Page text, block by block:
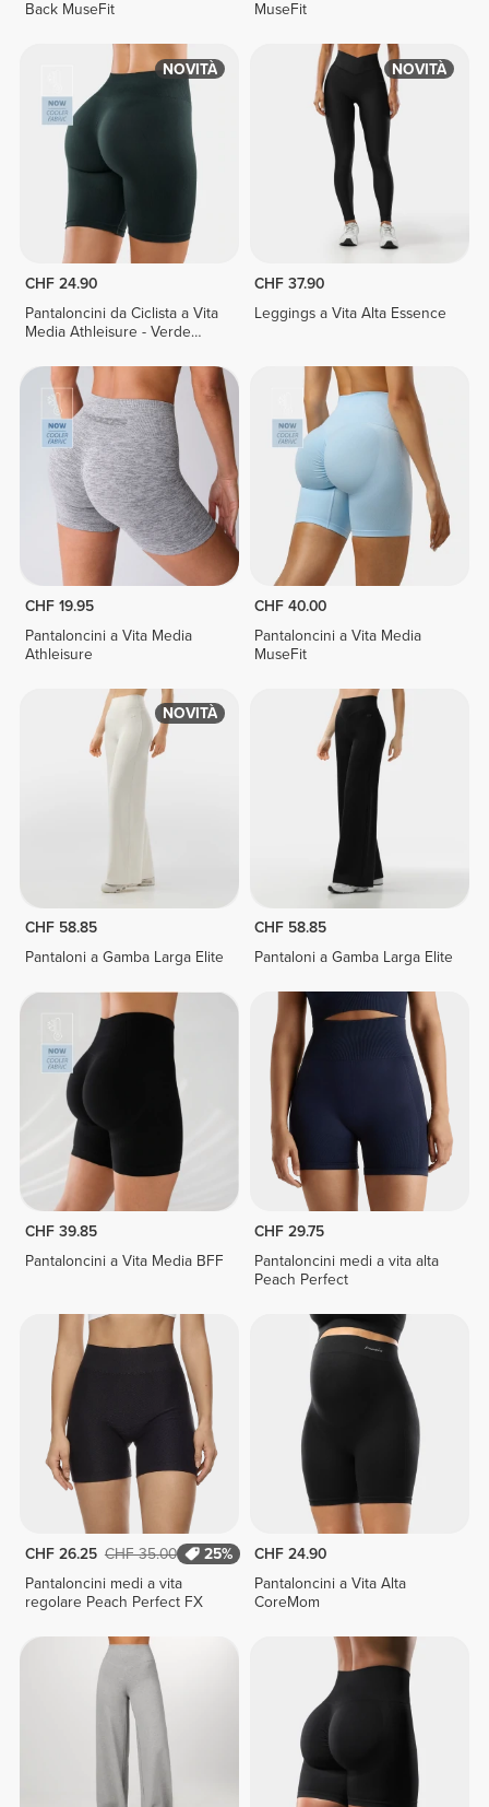
Back MuseFit
MuseFit
NOVITÀ
CHF 24.90
Pantaloncini da Ciclista a Vita
Media Athleisure - Verde
NOVITÀ
CHF 37.90
Leggings a Vita Alta Essence
CHF 19.95
Pantaloncini a Vita Media
Athleisure
CHF 40.00
Pantaloncini a Vita Media
MuseFit
NOVITÀ
CHF 58.85
Pantaloni a Gamba Larga Elite
CHF 58.85
Pantaloni a Gamba Larga Elite
CHF 39.85
Pantaloncini a Vita Media BFF
CHF 29.75
Pantaloncini medi a vita alta
Peach Perfect
CHF 26.25 CHF 35.00
25%
Pantaloncini medi a vita
regolare Peach Perfect FX
CHF 24.90
Pantaloncini a Vita Alta
CoreMom